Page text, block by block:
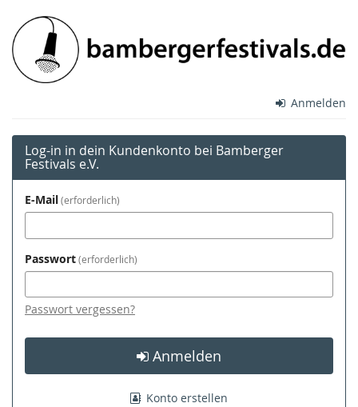
Zum
Haupt-
Inhalt
springen
Bamberger
Festivals
e.V.
Anmelden
Log-in in dein Kundenkonto bei Bamberger
Festivals e.V.
E-Mail erforderlich
Passwort erforderlich
Passwort vergessen?
Anmelden
Konto erstellen